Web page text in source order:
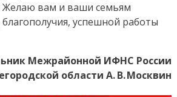
Желаю вам и ваши семьям
благополучия, успешной работы
Межрайонной ИФНС России
области А. В. Москвин